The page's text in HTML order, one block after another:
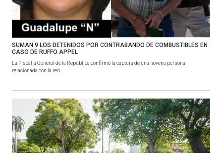
SUMAN 9 LOS DETENIDOS POR CONTRABANDO DE COMBUSTIBLES EN
CASO DE RUFFO APPEL
La Fiscalía General de la República confirmó la captura de una novena persona
relacionada con la red...